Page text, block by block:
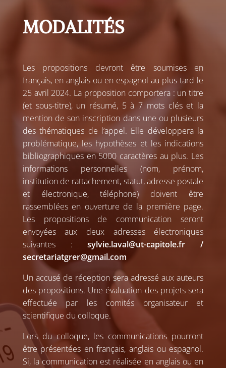
MODALITÉS
Les propositions devront être soumises en
français, en anglais ou en espagnol au plus tard le
25 avril 2024. La proposition comportera : un titre
(et sous-titre), un résumé, 5 à 7 mots clés et la
mention de son inscription dans une ou plusieurs
des thématiques de l’appel. Elle développera la
problématique, les hypothèses et les indications
bibliographiques en 5000 caractères au plus. Les
informations personnelles (nom, prénom,
institution de rattachement, statut, adresse postale
et électronique, téléphone) doivent être
rassemblées en ouverture de la première page.
Les propositions de communication seront
envoyées aux deux adresses électroniques
suivantes :sylvie.laval@ut-capitole.fr /
secretariatgrer@gmail.com
Un accusé de réception sera adressé aux auteurs
des propositions. Une évaluation des projets sera
effectuée par les comités organisateur et
scientifique du colloque.
Lors du colloque, les communications pourront
être présentées en français, anglais ou espagnol.
Si, la communication est réalisée en anglais ou en